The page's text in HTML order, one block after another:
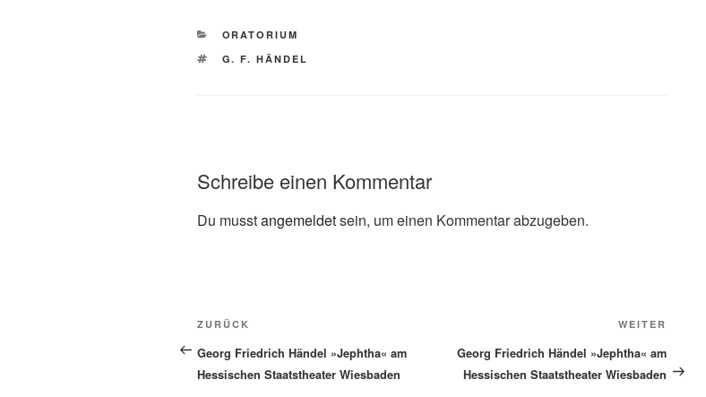
KATEGORIEN
ORATORIUM
SCHLAGWÖRTER
G. F. HÄNDEL
Schreibe einen Kommentar
Du musstangemeldetsein, um einen Kommentar abzugeben.
Beitragsnavigation
Vorheriger
Beitrag
ZURÜCK
Georg Friedrich Händel »Jephtha« am
Hessischen Staatstheater Wiesbaden
Beitrag
WEITER
Georg Friedrich Händel »Jephtha« am
Hessischen Staatstheater Wiesbaden